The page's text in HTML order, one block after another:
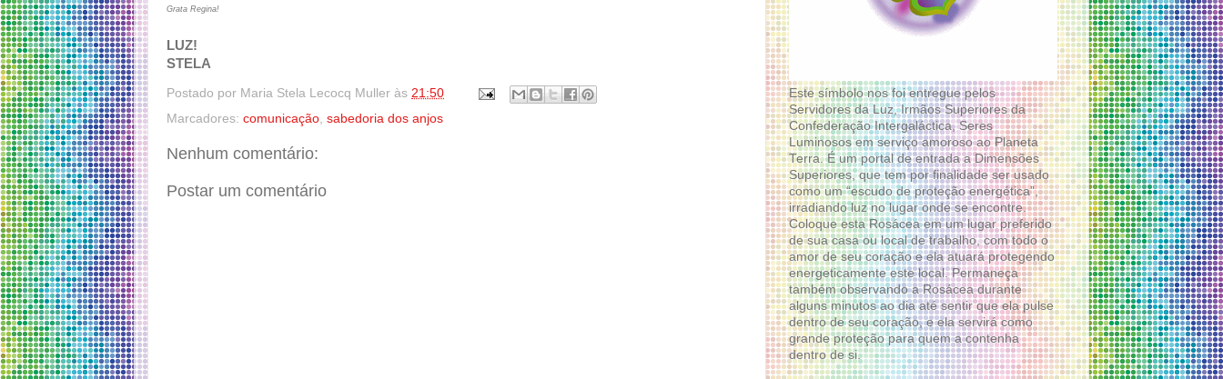
Grata Regina!
LUZ!
STELA
Postado por Maria Stela Lecocq Muller às 21:50
Marcadores: comunicação sabedoria dos anjos
Nenhum comentário:
Postar um comentário
Este símbolo nos foi entregue pelos
Servidores da Luz, Irmãos Superiores da
Confederação Intergaláctica, Seres
Luminosos em serviço amoroso ao Planeta
Terra. É um portal de entrada a Dimensões
Superiores, que tem por finalidade ser usado
como um “escudo de proteção energética”,
irradiando luz no lugar onde se encontre.
Coloque esta Rosácea em um lugar preferido
de sua casa ou local de trabalho, com todo o
amor de seu coração e ela atuará protegendo
energeticamente este local. Permaneça
também observando a Rosácea durante
alguns minutos ao dia até sentir que ela pulse
dentro de seu coração, e ela servirá como
grande proteção para quem a contenha
dentro de si.